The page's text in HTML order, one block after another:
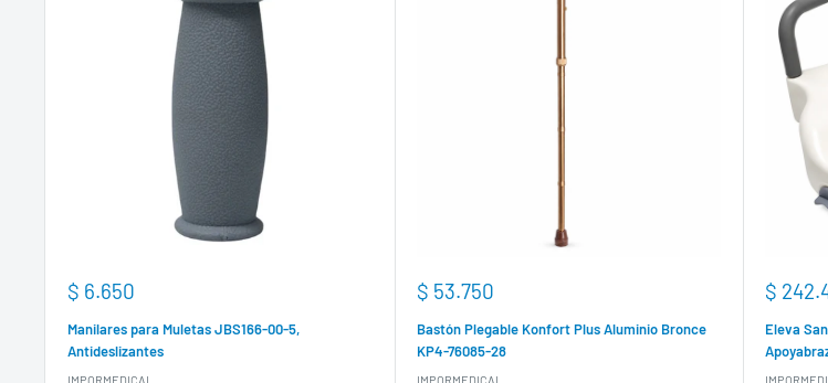
Precio
venta
$ 6.650
Manilares para Muletas JBS166-00-5,
Antideslizantes
Precio
venta
$ 53.750
Bastón Plegable Konfort Plus Aluminio Bronce
KP4-76085-28
Precio
venta
$
Eleva